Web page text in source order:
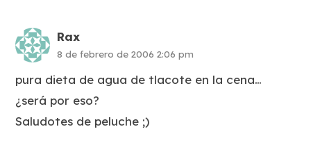
Rax
8 de febrero de 2006 2:06 pm
pura dieta de agua de tlacote en la cena…
¿será por eso?
Saludotes de peluche ;)